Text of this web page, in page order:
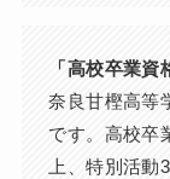
「高校卒業
奈良甘樫高等
です。高校卒
上、特別活動